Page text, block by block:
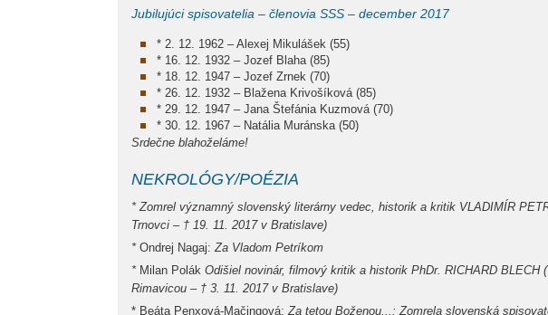
Jubilujúci spisovatelia – členovia SSS – december 2017
* 2. 12. 1962 – Alexej Mikulášek (55)
* 16. 12. 1932 – Jozef Blaha (85)
* 18. 12. 1947 – Jozef Zrnek (70)
* 26. 12. 1932 – Blažena Krivošíková (85)
* 29. 12. 1947 – Jana Štefánia Kuzmová (70)
* 30. 12. 1967 – Natália Muránska (50)
Srdečne blahoželáme!
NEKROLÓGY/POÉZIA
* Zomrel významný slovenský literárny vedec, historik a kritik VLADIMÍR
Trnovci – † 19. 11. 2017 v Bratislave)
* Ondrej Nagaj: Za Vladom Petríkom
* Milan Polák Odišiel novinár, filmový kritik a historik PhDr. RICHARD BLECH
Rimavicou – † 3. 11. 2017 v Bratislave)
* Beáta Penxová-Mačingová: Za tetou Boženou...: Zomrela slovenská